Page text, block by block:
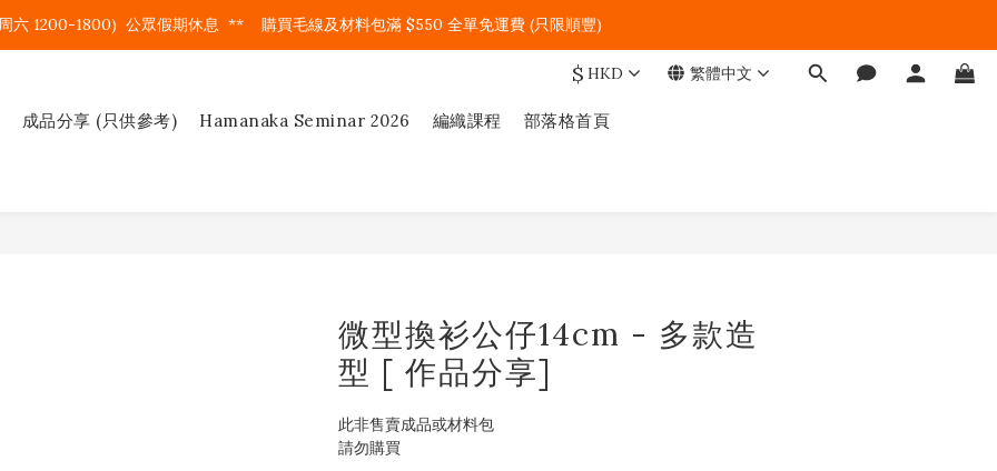
六 1200-1800)  公眾假期休息  **    購買毛線及材料包滿 $550 全單免運費 (只限順豐)
$ HKD 繁體中文
成品分享 (只供參考) Hamanaka Seminar 2026 編織課程 部落格首頁
微型換衫公仔14cm - 多款造
型 [ 作品分享]
此非售賣成品或材料包
請勿購買